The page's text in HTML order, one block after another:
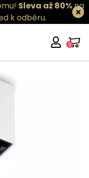
Sleva až 80%na
k odběru.
0